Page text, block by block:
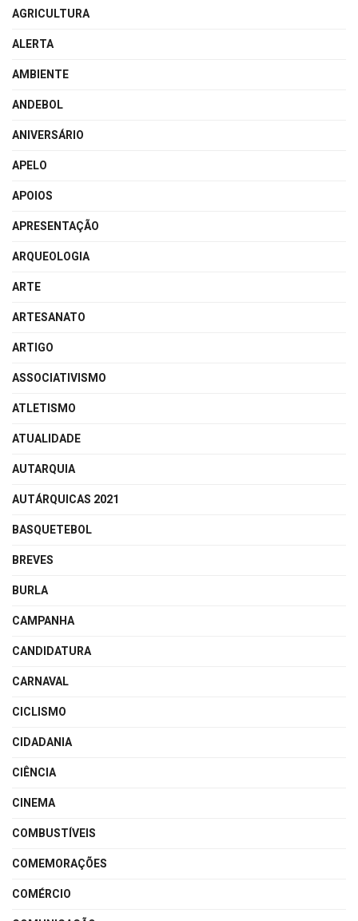
AGRICULTURA
ALERTA
AMBIENTE
ANDEBOL
ANIVERSÁRIO
APELO
APOIOS
APRESENTAÇÃO
ARQUEOLOGIA
ARTE
ARTESANATO
ARTIGO
ASSOCIATIVISMO
ATLETISMO
ATUALIDADE
AUTARQUIA
AUTÁRQUICAS 2021
BASQUETEBOL
BREVES
BURLA
CAMPANHA
CANDIDATURA
CARNAVAL
CICLISMO
CIDADANIA
CIÊNCIA
CINEMA
COMBUSTÍVEIS
COMEMORAÇÕES
COMÉRCIO